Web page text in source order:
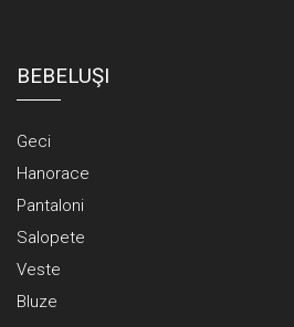
BEBELUŞI
Geci
Hanorace
Pantaloni
Salopete
Veste
Bluze